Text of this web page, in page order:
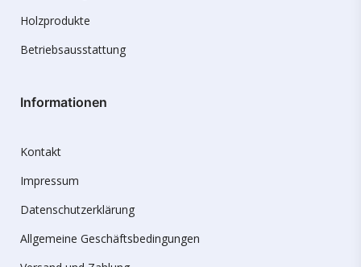
Holzprodukte
Betriebsausstattung
Informationen
Kontakt
Impressum
Datenschutzerklärung
Allgemeine Geschäftsbedingungen